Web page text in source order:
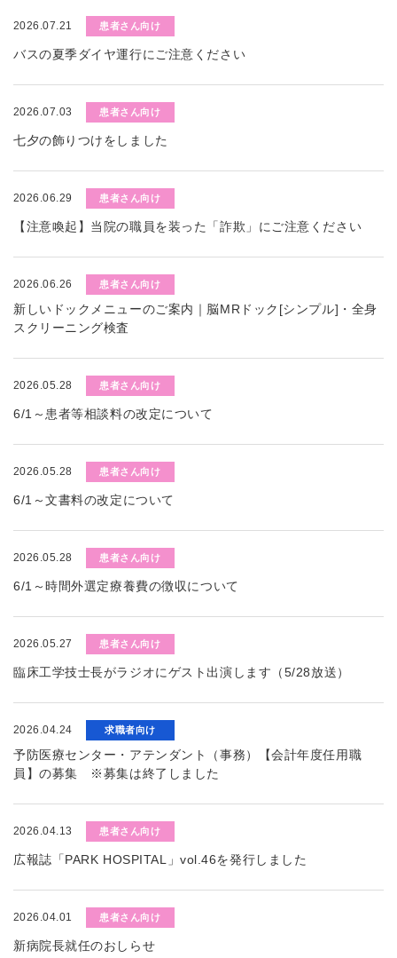
2026.07.21 患者さん向け
バスの夏季ダイヤ運行にご注意ください
2026.07.03 患者さん向け
七夕の飾りつけをしました
2026.06.29 患者さん向け
【注意喚起】当院の職員を装った「詐欺」にご注意ください
2026.06.26 患者さん向け
新しいドックメニューのご案内｜脳MRドック[シンプル]・全身
スクリーニング検査
2026.05.28 患者さん向け
6/1～患者等相談料の改定について
2026.05.28 患者さん向け
6/1～文書料の改定について
2026.05.28 患者さん向け
6/1～時間外選定療養費の徴収について
2026.05.27 患者さん向け
臨床工学技士長がラジオにゲスト出演します（5/28放送）
2026.04.24 求職者向け
予防医療センター・アテンダント（事務）【会計年度任用職
員】の募集 ※募集は終了しました
2026.04.13 患者さん向け
広報誌「PARK HOSPITAL」vol.46を発行しました
2026.04.01 患者さん向け
新病院長就任のおしらせ